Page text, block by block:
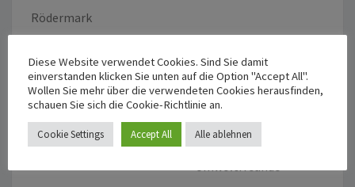
Rödermark
EINGESAMMELT IN 2021
Umweltfreunde
Diese Website verwendet Cookies. Sind Sie damit
einverstanden klicken Sie unten auf die Option "Accept All".
Wollen Sie mehr über die verwendeten Cookies herausfinden,
schauen Sie sich die Cookie-Richtlinie an.
Cookie Settings Accept All Alle ablehnen